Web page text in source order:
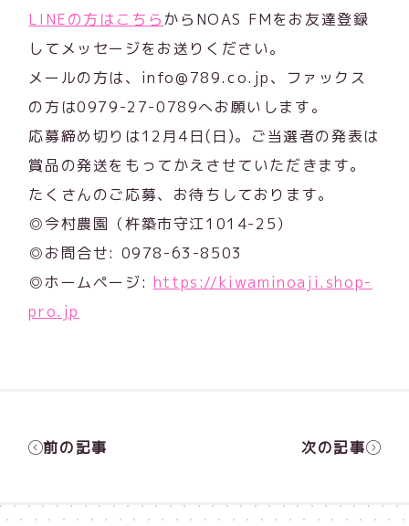
LINEの方はこちらからNOAS FMをお友達登録
してメッセージをお送りください。
メールの方は、info@789.co.jp、ファックス
の方は0979-27-0789へお願いします。
応募締め切りは12月4日(日)。ご当選者の発表は
賞品の発送をもってかえさせていただきます。
たくさんのご応募、お待ちしております。
◎今村農園（杵築市守江1014-25）
◎お問合せ: 0978-63-8503
◎ホームページ: https://kiwaminoaji.shop-
pro.jp
前の記事 次の記事